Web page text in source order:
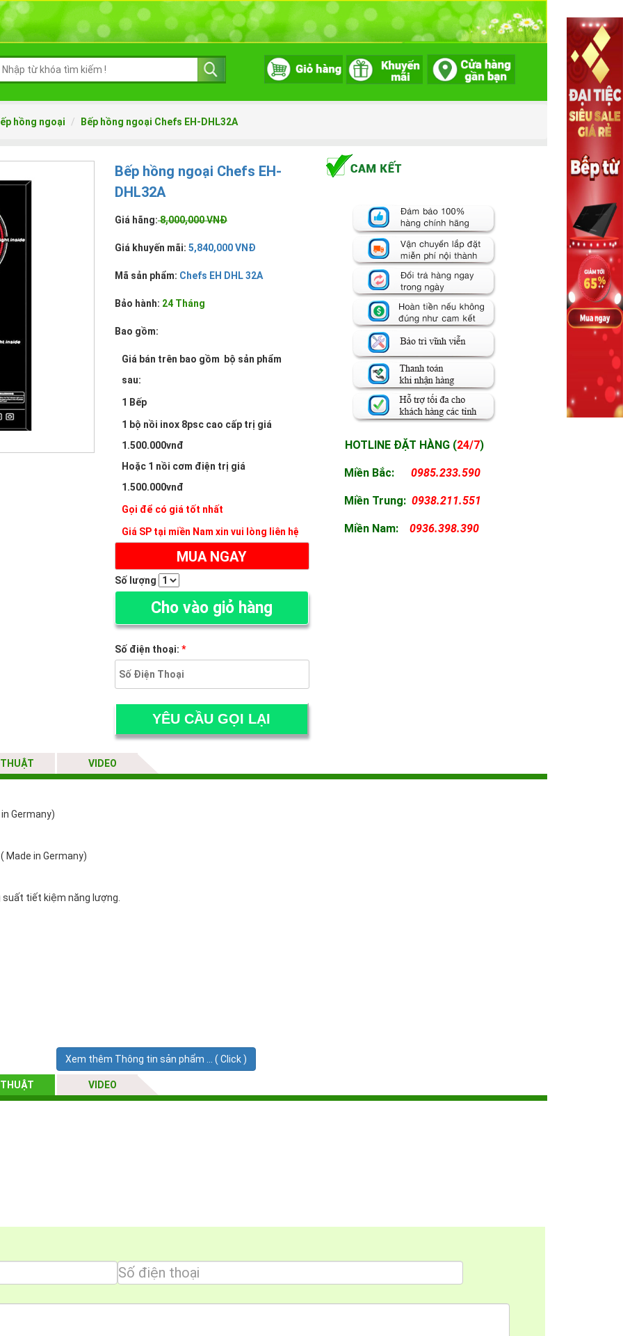
hồng ngoại Bếp hồng ngoại Chefs EH-DHL32A
Bếp hồng ngoại Chefs EH-
DHL32A
Giá hãng:8,000,000 VNĐ
Giá khuyến mãi: 5,840,000 VNĐ
Mã sản phẩm: Chefs EH DHL 32A
Bảo hành: 24 Tháng
Bao gồm:
Giá bán trên bao gồm bộ sản phẩm
sau:
1 Bếp
1 bộ nồi inox 8psc cao cấp trị giá
1.500.000vnđ
Hoặc 1 nồi cơm điện trị giá
1.500.000vnđ
Gọi để có giá tốt nhất
Giá SP tại miền Nam xin vui lòng liên hệ
MUA NGAY
Số lượng
Cho vào giỏ hàng
Số điện thoại: *
HOTLINE ĐẶT HÀNG (24/7)
Miền Bắc: 0985.233.590
MiềnTrung: 0938.211.551
MiềnNam: 0936.398.390
VIDEO
Germany)
Made in Germany)
tiết kiệm năng lượng.
quá điện áp.
Xem thêm Thông tin sản phẩm ... ( Click )
VIDEO